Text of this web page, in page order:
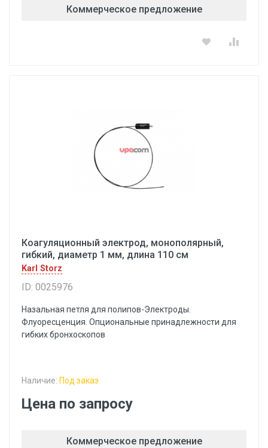
Коммерческое предложение
Коагуляционный электрод, монополярный,
гибкий, диаметр 1 мм, длина 110 см
Karl Storz
ID: 0025976
Назальная петля для полипов-Электроды.
Флуоресценция. Опциональные принадлежности для
гибких бронхоскопов
Наличие: Под заказ
Цена по запросу
Коммерческое предложение